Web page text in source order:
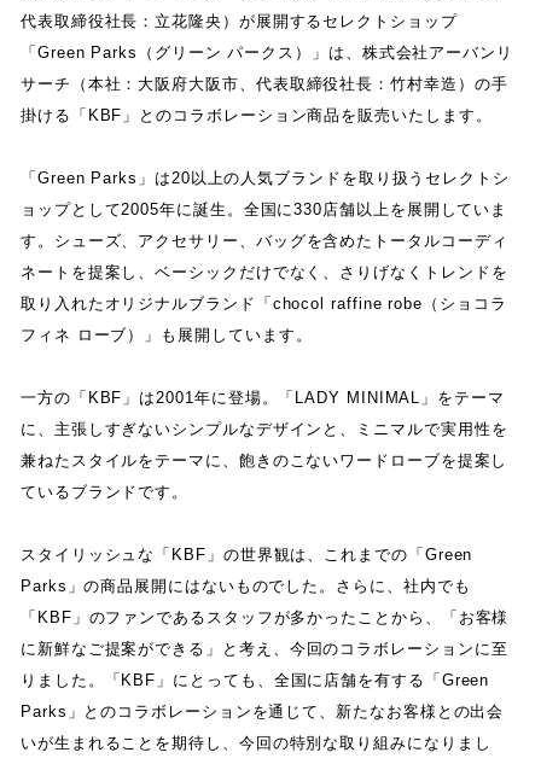
代表取締役社長 ： 立花隆央 ） が展開するセレクトショップ
「 Green Parks （ グリーン パークス ） 」 は 、 株式会社アーバンリ
サーチ
（ 本社 ： 大阪府大阪市、 代表取締役社長 ：竹村幸造 ） の手
掛ける 「 KBF 」 とのコラボレーション商品を販売いたします 。
「 Green Parks 」 は20 以上の人気ブランドを取り扱うセレクトシ
ョップとして2005年に誕生 。 全国に330店舗以上を展開していま
す 。 シューズ、 アクセサリー 、 バッグを含めたトータルコーディ
ネートを提案し 、ベーシックだけでなく 、 さりげなくトレンドを
取り入れたオリジナルブランド 「 chocol raffine robe （ ショコラ
フィネ ローブ ） 」 も展開しています 。
一方の 「 KBF 」 は2001年に登場。 「 LADY MINIMAL 」 をテーマ
に 、 主張しすぎないシンプルなデザインと 、
ミニマルで実用性を
兼ねたスタイルをテーマに 、 飽きのこないワードローブを提案し
ているブランドです 。
スタイリッシュな 「 KBF 」 の世界観は 、 これまでの 「 Green
Parks 」の商品展開にはないものでした 。 さらに 、 社内でも
「 KBF 」 のファンであるスタッフが多かったことから 、 「 お客様
に新鮮なご提案ができる 」 と考え 、 今回のコラボレーションに至
りました 。 「 KBF 」 にとっても 、 全国に店舗を有する 「 Green
Parks 」 とのコラボレーションを通じて 、 新たなお客様との出会
いが生まれることを期待し 、 今回の特別な取り組みになりまし